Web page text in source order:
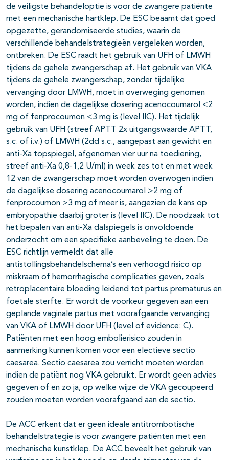
de veiligste behandeloptie is voor de zwangere patiënte
met een mechanische hartklep. De ESC beaamt dat goed
opgezette, gerandomiseerde studies, waarin de
verschillende behandelstrategieën vergeleken worden,
ontbreken. De ESC raadt het gebruik van UFH of LMWH
tijdens de gehele zwangerschap af. Het gebruik van VKA
tijdens de gehele zwangerschap, zonder tijdelijke
vervanging door LMWH, moet in overweging genomen
worden, indien de dagelijkse dosering acenocoumarol <2
mg of fenprocoumon <3 mg is (level IIC). Het tijdelijk
gebruik van UFH (streef APTT 2x uitgangswaarde APTT,
s.c. of i.v.) of LMWH (2dd s.c., aangepast aan gewicht en
anti-Xa topspiegel, afgenomen vier uur na toediening,
streef anti-Xa 0,8-1,2 U/ml) in week zes tot en met week
12 van de zwangerschap moet worden overwogen indien
de dagelijkse dosering acenocoumarol >2 mg of
fenprocoumon >3 mg of meer is, aangezien de kans op
embryopathie daarbij groter is (level IIC). De noodzaak tot
het bepalen van anti-Xa dalspiegels is onvoldoende
onderzocht om een specifieke aanbeveling te doen. De
ESC richtlijn vermeldt dat alle
antistollingsbehandelschema’s een verhoogd risico op
miskraam of hemorrhagische complicaties geven, zoals
retroplacentaire bloeding leidend tot partus prematurus en
foetale sterfte. Er wordt de voorkeur gegeven aan een
geplande vaginale partus met voorafgaande vervanging
van VKA of LMWH door UFH (level of evidence: C).
Patiënten met een hoog embolierisico zouden in
aanmerking kunnen komen voor een electieve sectio
caesarea. Sectio caesarea zou verricht moeten worden
indien de patiënt nog VKA gebruikt. Er wordt geen advies
gegeven of en zo ja, op welke wijze de VKA gecoupeerd
zouden moeten worden voorafgaand aan de sectio.
De ACC erkent dat er geen ideale antitrombotische
behandelstrategie is voor zwangere patiënten met een
mechanische kunstklep. De ACC beveelt het gebruik van